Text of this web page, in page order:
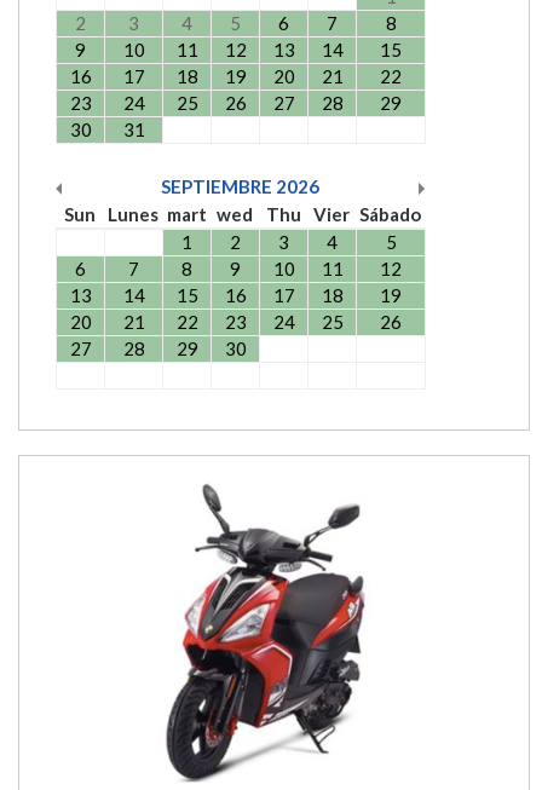
2
3 4 5 6 7
8
9
10 11 12 13 14
15
16
17 18 19 20 21
22
23
24 25 26 27 28
29
30
31
SEPTIEMBRE 2026
Sun
Lunes mart wed Thu Vier Sábado
1
2 3 4
5
6
7 8 9 10 11
12
13
14 15 16 17 18
19
20
21 22 23 24 25
26
27
28 29 30